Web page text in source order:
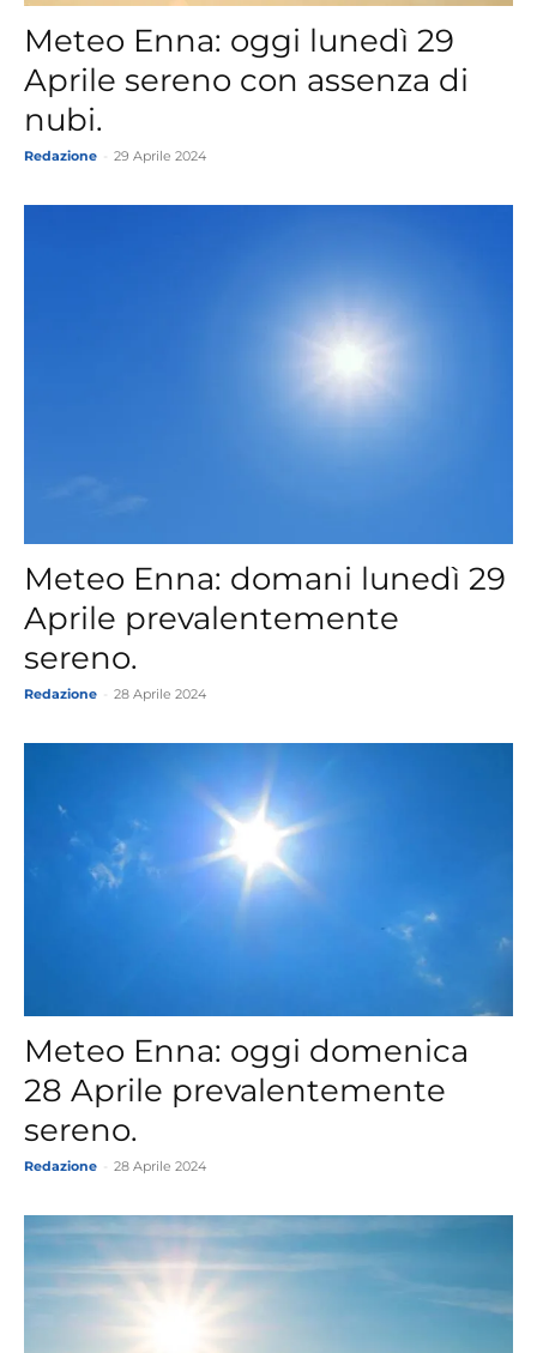
Meteo Enna: oggi lunedì 29
Aprile sereno con assenza di
nubi.
Redazione 29 Aprile 2024
Meteo Enna: domani lunedì 29
Aprile prevalentemente
sereno.
Redazione 28 Aprile 2024
Meteo Enna: oggi domenica
28 Aprile prevalentemente
sereno.
Redazione 28 Aprile 2024